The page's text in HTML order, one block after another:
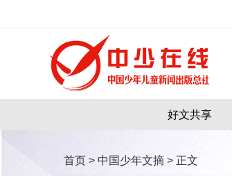
好文共享
首页 > 中国少年文摘 > 正文